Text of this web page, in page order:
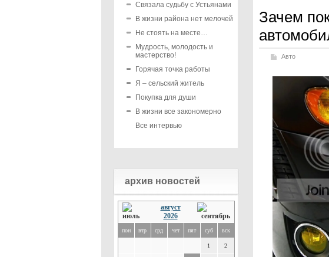
Связала судьбу с Устьянами
В жизни района нет мелочей
Не стоять на месте…
Мудрость, молодость и
мастерство!
Горячая точка работы
Я – сельский житель
Покупка для души
В жизни все закономерно
Все интервью
архив новостей
август
2026
пон втр срд чет пят суб вск
1 2
Зачем
Авто